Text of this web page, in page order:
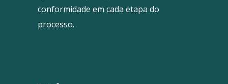
conformidade em cada etapa do
processo.